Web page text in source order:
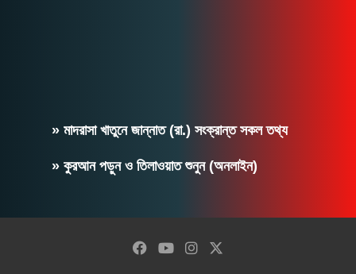
» মাদরাসা খাতুনে জান্নাত (রা.) সংক্রান্ত সকল তথ্য
» কুরআন পড়ুন ও তিলাওয়াত শুনুন (অনলাইন)